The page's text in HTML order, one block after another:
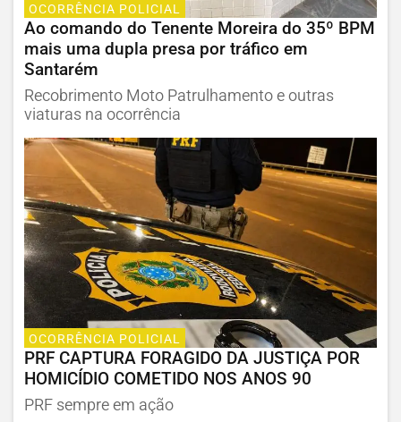
OCORRÊNCIA POLICIAL
Ao comando do Tenente Moreira do 35º BPM
mais uma dupla presa por tráfico em
Santarém
Recobrimento Moto Patrulhamento e outras
viaturas na ocorrência
OCORRÊNCIA POLICIAL
PRF CAPTURA FORAGIDO DA JUSTIÇA POR
HOMICÍDIO COMETIDO NOS ANOS 90
PRF sempre em ação